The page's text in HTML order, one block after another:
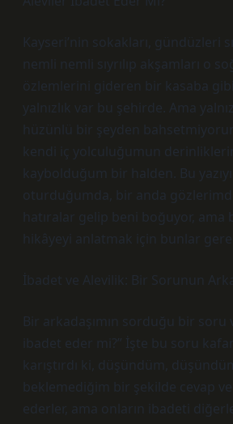
Kayseri’nin sokakları, gündüzleri
nemli nemli sıyrılıp akşamları o
özlemlerini gideren bir kasaba
yalnızlık var bu şehirde. Ama
hüzünlü bir şeyden
kendi iç yolculuğumun
kaybolduğum bir halden. Bu
oturduğumda, bir anda
hatıralar gelip beni boğuyor, ama
hikâyeyi anlatmak için bunlar
İbadet ve Alevilik: Bir Sorunun
Bir arkadaşımın sorduğu bir soru
ibadet eder mi?” İşte bu soru
karıştırdı ki, düşündüm,
beklemediğim bir şekilde cevap
ederler, ama onların ibadeti